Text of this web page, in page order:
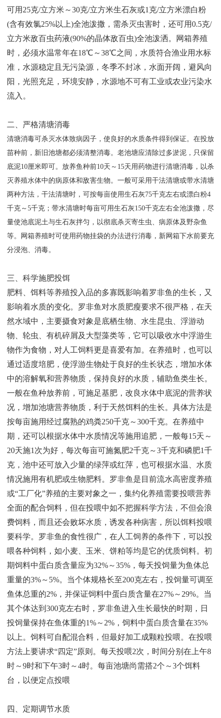
可用25克/立方米～30克/立方米生石灰或1克/立方米漂白粉
(含有效氯25%以上)全池泼撒，需杀灭虫害时，还可用0.5克/
立方米敌百虫药液(90%的晶体敌百虫)全池泼洒。网箱养殖
时，必须水温常年在18℃～38℃之间，水质符合渔业用水标
准，水源稳定且无污染源，冬季不封冰，水面开阔，避风向
阳，光照充足，环境安静，水源地不可有工业或农业污染水
流入。
二、严格清塘消毒
清塘消毒可杀灭水体致病因子，使良好的水质条件得到保证。在投放
苗种前，新旧池塘都必须清整消毒。老池塘应清除过多淤泥，只保留
底泥10厘米即可。放养鱼种前10天～15天用药物进行清塘消毒，以杀
灭养殖水体中的病原体和敌害生物。一般可采用干法清塘或带水清塘
两种方法，干法清塘时，可按每亩使用生石灰75千克左右或漂白粉4
千克～5千克；带水清塘时每亩可用生石灰150千克左右全池泼撒，尽
量使池底泥土与生石灰拌匀，以彻底杀灭寄生虫、病原体及野杂鱼
等。网箱养殖时可使用药物挂袋的办法进行消毒，新网箱下水前要充
分浸泡、消毒。
三、科学施肥投饵
肥料、饵料等养殖投入品的多寡既影响着罗非鱼的生长，又
影响着水质的变化。罗非鱼对水质肥瘦要求不很严格，在天
然水域中，主要摄食对象是底栖生物、水生昆虫、浮游动
物、轮虫、有机碎屑及大型藻类等，它可以吸收水中浮游生
物作为食物，对人工饲料更是喜爱有加。在养殖时，也可以
通过适度培肥，使浮游生物处于良好的生长状态，增加水体
中的溶解氧和营养物质，保持良好的水质，辅助鱼类生长。
一般在鱼种放养前，可施足基肥，改良水体中底泥的营养状
况，增加池塘营养物质，利于天然饵料的生长。具体方法是
按每亩施用经过腐熟的鸡粪250千克～300千克。在养殖中
期，还可以根据水体中水质情况等施用追肥，一般每15天～
20天施1次为好，每次每亩可施氮肥2千克～3千克和磷肥1千
克，池中还可放入少量的绿萍或红萍，也可根据水温、水质
情况施用有机肥或生物肥料。罗非鱼是目前流水高密度养殖
或“工厂化”养殖的主要对象之一，集约化养殖需要投喂营养
全面的配合饲料，但在投喂中如不把握科学方法，不但会浪
费饲料，而且还会败坏水质，诱发各种病害，所以饵料投喂
要科学。罗非鱼的食性很广，在人工饲养的条件下，可以投
喂各种饲料，如小麦、玉米、饼粕等均是它的优质饲料。初
期饲料中蛋白质含量应为32%～35%，每天投饲量为鱼体总
重量的3%～5%。当个体规格长至200克左右，投饲量可调至
鱼体总重的2%，并保证饲料中蛋白质含量在27%～29%。当
其个体达到300克左右时，罗非鱼进入生长最快的时期，日
投饲量保持在鱼体重的1%～2%，饲料中蛋白质含量在35%
以上。饲料可自配混合料，但最好加工成颗粒投喂。在投喂
方法上要讲求“四定”原则。每天投喂2次，时间分别在上午8
时～9时和下午3时～4时。每亩池塘尚需搭2个～3个饵料
台，以便定点投喂
四、定期调节水质